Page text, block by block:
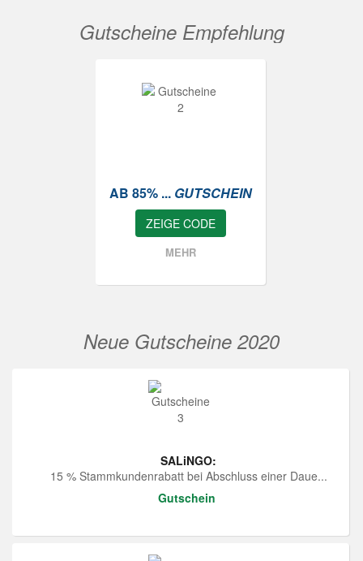
Gutscheine Empfehlung
AB 85% ... GUTSCHEIN
ZEIGE CODE
MEHR
Neue Gutscheine 2020
SALiNGO:
15 % Stammkundenrabatt bei Abschluss einer Daue...
Gutschein